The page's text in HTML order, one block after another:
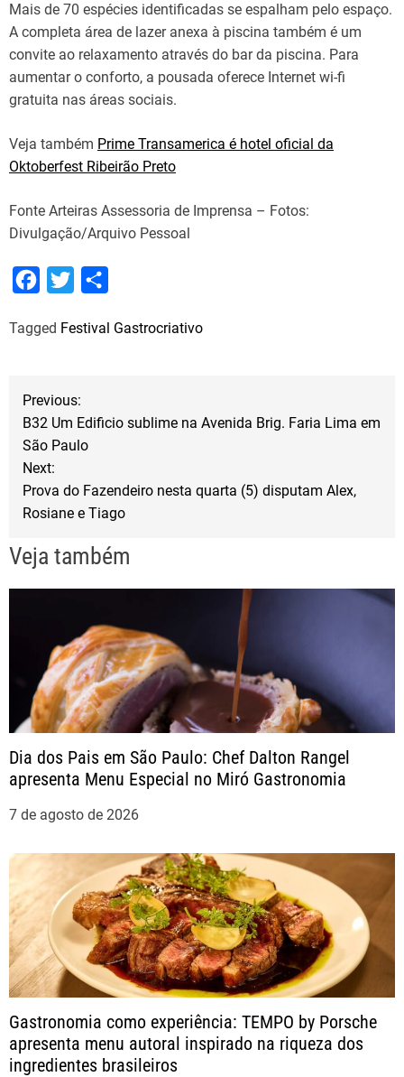
Mais de 70 espécies identificadas se espalham pelo espaço.
A completa área de lazer anexa à piscina também é um
convite ao relaxamento através do bar da piscina. Para
aumentar o conforto, a pousada oferece Internet wi-fi
gratuita nas áreas sociais.
Veja também Prime Transamerica é hotel oficial da
Oktoberfest Ribeirão Preto
Fonte Arteiras Assessoria de Imprensa – Fotos:
Divulgação/Arquivo Pessoal
c
o
o
k
i
e
r
a
Tagged Festival Gastrocriativo
N
g
o
d
e
P
o
s
t
Previous:
B32 Um Edificio sublime na Avenida Brig. Faria Lima em
São Paulo
Next:
Prova do Fazendeiro nesta quarta (5) disputam Alex,
Rosiane e Tiago
Veja também
Dia dos Pais em São Paulo: Chef Dalton Rangel
apresenta Menu Especial no Miró Gastronomia
7 de agosto de 2026
Gastronomia como experiência: TEMPO by Porsche
apresenta menu autoral inspirado na riqueza dos
ingredientes brasileiros